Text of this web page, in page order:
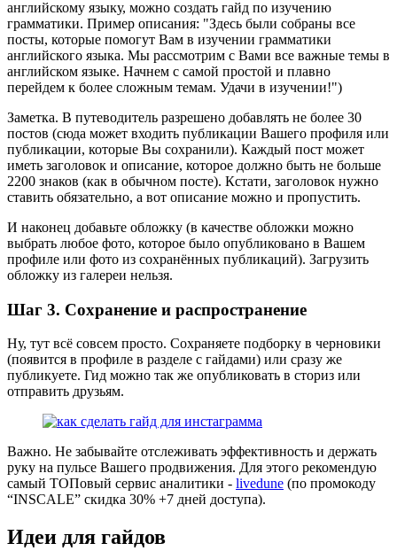
английскому языку, можно создать гайд по изучению
грамматики. Пример описания: "Здесь были собраны все
посты, которые помогут Вам в изучении грамматики
английского языка. Мы рассмотрим с Вами все важные темы в
английском языке. Начнем с самой простой и плавно
перейдем к более сложным темам. Удачи в изучении!")
Заметка. В путеводитель разрешено добавлять не более 30
постов (сюда может входить публикации Вашего профиля или
публикации, которые Вы сохранили). Каждый пост может
иметь заголовок и описание, которое должно быть не больше
2200 знаков (как в обычном посте). Кстати, заголовок нужно
ставить обязательно, а вот описание можно и пропустить.
И наконец добавьте обложку (в качестве обложки можно
выбрать любое фото, которое было опубликовано в Вашем
профиле или фото из сохранённых публикаций). Загрузить
обложку из галереи нельзя.
Шаг 3. Сохранение и распространение
Ну, тут всё совсем просто. Сохраняете подборку в черновики
(появится в профиле в разделе с гайдами) или сразу же
публикуете. Гид можно так же опубликовать в сториз или
отправить друзьям.
Важно. Не забывайте отслеживать эффективность и держать
руку на пульсе Вашего продвижения. Для этого рекомендую
самый ТОПовый сервис аналитики - livedune (по промокоду
“INSCALE” скидка 30% +7 дней доступа).
Идеи для гайдов